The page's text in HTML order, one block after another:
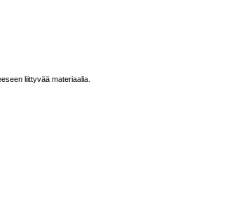
liittyvää materiaalia.